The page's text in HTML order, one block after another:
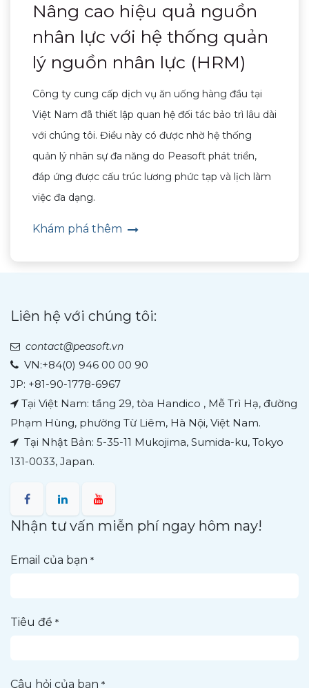
Nâng cao hiệu quả nguồn
nhân lực với hệ thống quản
lý nguồn nhân lực (HRM)
Công ty cung cấp dịch vụ ăn uống hàng đầu tại
Việt Nam đã thiết lập quan hệ đối tác bảo trì lâu dài
với chúng tôi. Điều này có được nhờ hệ thống
quản lý nhân sự đa năng do Peasoft phát triển,
đáp ứng được cấu trúc lương phức tạp và lịch làm
việc đa dạng.
Khám phá thêm
Liên hệ với chúng tôi:
contact@peasoft.vn
VN:+84(0) 946 00 00 90
JP: +81-90-1778-6967
Tại Việt Nam: tầng 29, tòa Handico , Mễ Trì Hạ, đường
Phạm Hùng, phường Từ Liêm, Hà Nội, Việt Nam.
Tại Nhật Bản: 5-35-11 Mukojima, Sumida-ku, Tokyo
131-0033, Japan.
Nhận tư vấn miễn phí ngay hôm nay!
Email của bạn *
Tiêu đề *
Câu hỏi của bạn *